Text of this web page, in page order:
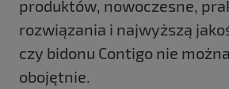
produktów, nowoczesne,
rozwiązania i najwyższą
czy bidonu Contigo nie
obojętnie.